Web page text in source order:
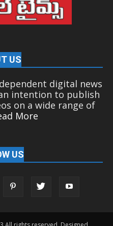
US
digital news
intention to publish
on a wide range of
More
US